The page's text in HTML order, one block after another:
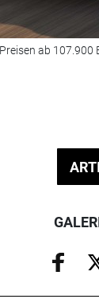
ab 107.900